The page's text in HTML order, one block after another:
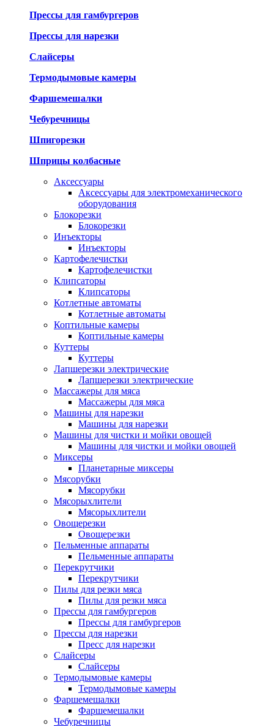
Прессы для гамбургеров
Прессы для нарезки
Слайсеры
Термодымовые камеры
Фаршемешалки
Чебуречницы
Шпигорезки
Шприцы колбасные
Аксессуары
Аксессуары для электромеханического
оборудования
Блокорезки
Блокорезки
Инъекторы
Инъекторы
Картофелечистки
Картофелечистки
Клипсаторы
Клипсаторы
Котлетные автоматы
Котлетные автоматы
Коптильные камеры
Коптильные камеры
Куттеры
Куттеры
Лапшерезки электрические
Лапшерезки электрические
Массажеры для мяса
Массажеры для мяса
Машины для нарезки
Машины для нарезки
Машины для чистки и мойки овощей
Машины для чистки и мойки овощей
Миксеры
Планетарные миксеры
Мясорубки
Мясорубки
Мясорыхлители
Мясорыхлители
Овощерезки
Овощерезки
Пельменные аппараты
Пельменные аппараты
Перекрутчики
Перекрутчики
Пилы для резки мяса
Пилы для резки мяса
Прессы для гамбургеров
Прессы для гамбургеров
Прессы для нарезки
Пресс для нарезки
Слайсеры
Слайсеры
Термодымовые камеры
Термодымовые камеры
Фаршемешалки
Фаршемешалки
Чебуречницы